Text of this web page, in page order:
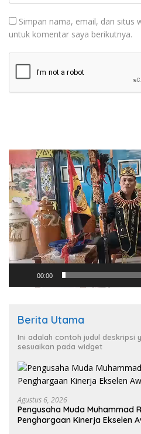
Simpan nama, email, dan situs
untuk komentar saya berikutnya.
Pemutar
Video
00:00
Berita Utama
Ini adalah contoh judul deskripsi
sesuaikan pada widget
Agustus 6, 2026
Pengusaha Muda Muhammad
Penghargaan Kinerja Ekselen